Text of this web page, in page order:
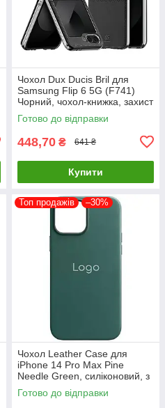
Чохол Dux Ducis Bril для
Samsung Flip 6 5G (F741)
Чорний, чохол-книжка, захист
від ударів
Готово до відправки
448,70 ₴ 641 ₴
Купити
Топ продажів –30%
Чохол Leather Case для
iPhone 14 Pro Max Pine
Needle Green, силіконовий, з
мікрофіброю та
шкірозамінником
Готово до відправки